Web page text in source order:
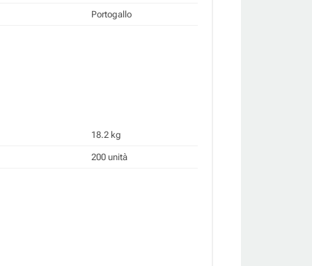
Portogallo
18.2 kg
200 unità